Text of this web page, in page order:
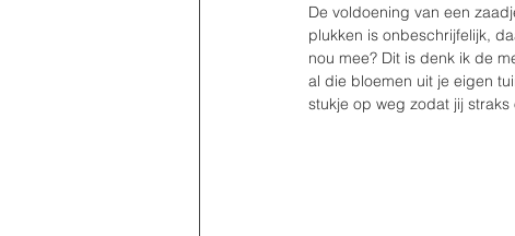
De voldoening van een
plukken is onbeschrijfelijk,
nou mee? Dit is denk ik de
al die bloemen uit je eigen
stukje op weg zodat jij